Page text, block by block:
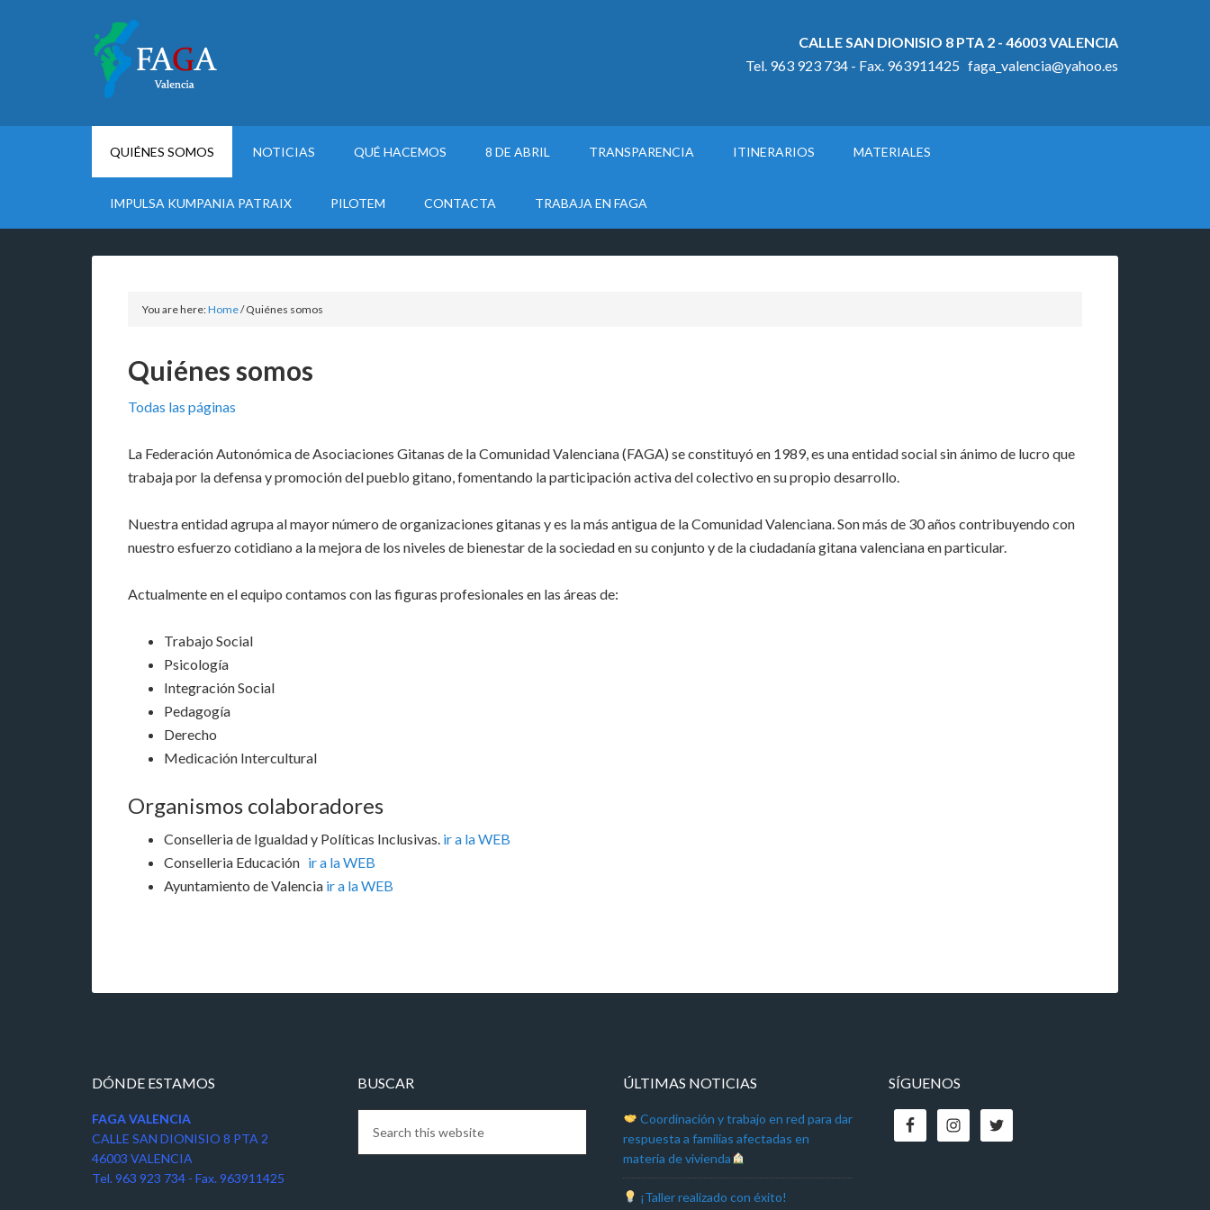
CALLE SAN DIONISIO 8 PTA 2 - 46003 VALENCIA
Tel. 963 923 734 - Fax. 963911425 faga_valencia@yahoo.es
QUIÉNES SOMOS NOTICIAS QUÉ HACEMOS 8 DE ABRIL TRANSPARENCIA ITINERARIOS MATERIALES
IMPULSA KUMPANIA PATRAIX PILOTEM CONTACTA TRABAJA EN FAGA
You are here:Home/Quiénes somos
Quiénes somos
Todas las páginas
La Federación Autonómica de Asociaciones Gitanas de la Comunidad Valenciana (FAGA) se constituyó en 1989, es una entidad social sin ánimo de lucro que
trabaja por la defensa y promoción del pueblo gitano, fomentando la participación activa del colectivo en su propio desarrollo.
Nuestra entidad agrupa al mayor número de organizaciones gitanas y es la más antigua de la Comunidad Valenciana. Son más de 30 años contribuyendo con
nuestro esfuerzo cotidiano a la mejora de los niveles de bienestar de la sociedad en su conjunto y de la ciudadanía gitana valenciana en particular.
Actualmente en el equipo contamos con las figuras profesionales en las áreas de:
Trabajo Social
Psicología
Integración Social
Pedagogía
Derecho
Medicación Intercultural
Organismos colaboradores
Conselleria de Igualdad y Políticas Inclusivas. ir a la WEB
Conselleria Educación ir a la WEB
Ayuntamiento de Valencia ir a la WEB
DÓNDE ESTAMOS
FAGA VALENCIA
CALLE SAN DIONISIO 8 PTA 2
46003 VALENCIA
Tel. 963 923 734 - Fax. 963911425
BUSCAR ÚLTIMAS NOTICIAS
Coordinación y trabajo en red para dar
respuesta a familias afectadas en
materia de vivienda
¡Taller realizado con éxito!
SÍGUENOS